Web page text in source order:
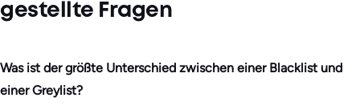
gestellte Fragen
Was ist der größte Unterschied zwischen einer Blacklist und
einer Greylist?